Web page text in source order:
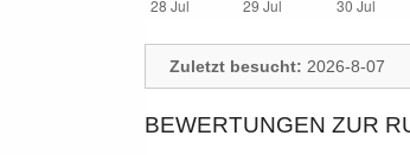
Zuletzt besucht: 2026-8-07
BEWERTUNGEN ZUR